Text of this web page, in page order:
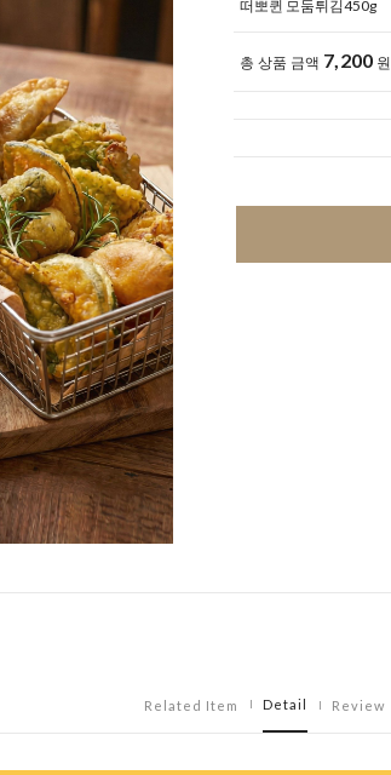
떠뽀퀸 모둠튀김450g
총 상품 금액 7,200 원
Related Item Detail Review